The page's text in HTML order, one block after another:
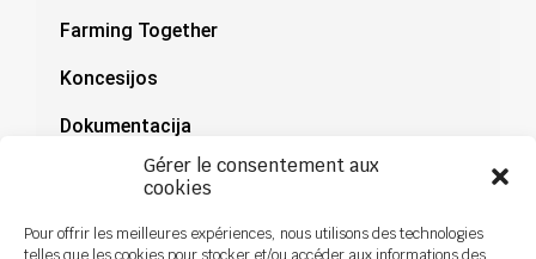
Gérer le consentement aux
cookies
Pour offrir les meilleures expériences, nous utilisons des technologies
Farming Together
Koncesijos
Dokumentacija
Naujienos